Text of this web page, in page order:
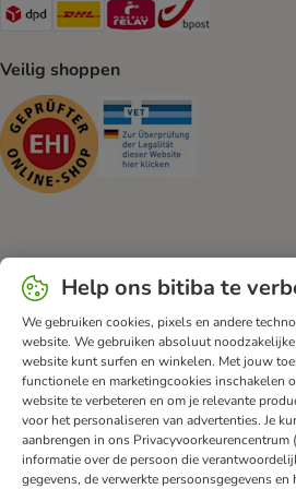
Dpd Shipping Method
DHL Shipping Method
Mondial Relay
Veilig shoppen
Security
Klantenservice
Herroepingsformulier
Privacyverklaring
Nieuwsbrief
Verzendkosten & levertijd
Afval & Milieuvoorzieningen
Voordelen
Toegankelijkheidsverklaring
bitiba GmbH 2026
Help ons bitiba te
We gebruiken cookies, pixels en andere
website. We gebruiken absoluut
website kunt surfen en winkelen. Met jouw
functionele en marketingcookies inschakelen
website te verbeteren en om je relevante
voor het personaliseren van advertenties. Je
aanbrengen in ons Privacyvoorkeurencentrum
informatie over de persoon die
gegevens, de verwerkte persoonsgegevens